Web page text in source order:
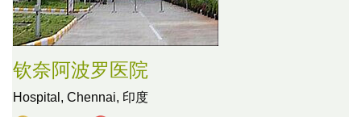
钦奈阿波罗医院
Hospital, Chennai, 印度